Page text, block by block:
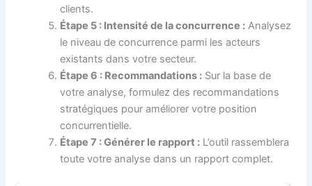
clients.
Étape 5 : Intensité de la concurrence : Analysez
le niveau de concurrence parmi les acteurs
existants dans votre secteur.
Étape 6 : Recommandations : Sur la base de
votre analyse, formulez des recommandations
stratégiques pour améliorer votre position
concurrentielle.
Étape 7 : Générer le rapport : L’outil rassemblera
toute votre analyse dans un rapport complet.